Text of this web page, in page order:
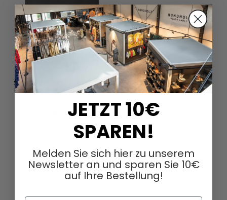
Sandały z klamrami od LOFINA w
kolorze Gasoline spritz aperol /
285,00 €JETZT 10€
SPAREN!
Melden Sie sich hier zu unserem
Newsletter an und sparen Sie 10€
auf Ihre Bestellung!